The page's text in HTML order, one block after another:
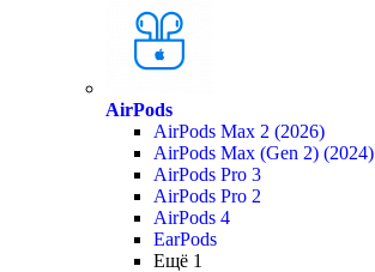
AirPods
AirPods Max 2 (2026)
AirPods Max (Gen 2) (2024)
AirPods Pro 3
AirPods Pro 2
AirPods 4
EarPods
Ещё 1